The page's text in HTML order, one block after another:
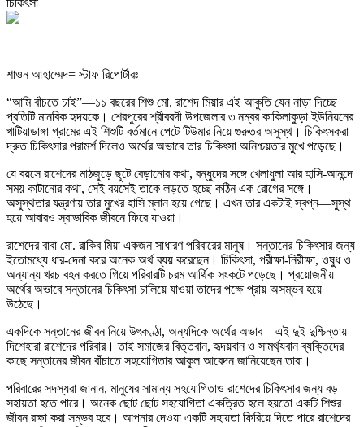
শাওন আহাম্মেদ= স্টাফ রিপোর্টারঃ
“আমি বাঁচতে চাই”—১১ বছরের শিশু মো. রাশেদ মিয়ার এই আকুতি যেন নাড়া দিচ্ছে
প্রতিটি মানবিক হৃদয়কে। শেরপুরের শ্রীবরদী উপজেলার ৩ নম্বর কাকিলাকুড়া ইউনিয়নের
খাটিয়াডাঙ্গা গ্রামের এই শিশুটি বর্তমানে পেটে টিউমার নিয়ে গুরুতর অসুস্থ। চিকিৎসকরা
দ্রুত চিকিৎসার পরামর্শ দিলেও অর্থের অভাবে তার চিকিৎসা অনিশ্চয়তার মুখে পড়েছে।
যে বয়সে রাশেদের মাঠজুড়ে ছুটে বেড়ানোর কথা, বন্ধুদের সঙ্গে খেলাধুলা আর হাসি-আনন্দে
সময় কাটানোর কথা, সেই বয়সেই তাকে লড়তে হচ্ছে কঠিন এক রোগের সঙ্গে।
অসুস্থতার যন্ত্রণায় তার মুখের হাসি ম্লান হয়ে গেছে। এখন তার একটাই স্বপ্ন—সুস্থ
হয়ে আবারও স্বাভাবিক জীবনে ফিরে যাওয়া।
রাশেদের বাবা মো. রাকিব মিয়া একজন সাধারণ পরিবারের মানুষ। সন্তানের চিকিৎসার জন্য
ইতোমধ্যে ধার-দেনা করে অনেক অর্থ ব্যয় করেছেন। চিকিৎসা, পরীক্ষা-নিরীক্ষা, ওষুধ ও
অন্যান্য খরচ বহন করতে গিয়ে পরিবারটি চরম আর্থিক সংকটে পড়েছে। প্রয়োজনীয়
অর্থের অভাবে সন্তানের চিকিৎসা চালিয়ে যাওয়া তাদের পক্ষে প্রায় অসম্ভব হয়ে
উঠেছে।
একদিকে সন্তানের জীবন নিয়ে উৎকণ্ঠা, অন্যদিকে অর্থের অভাব—এই দুই দুশ্চিন্তায়
দিশেহারা রাশেদের পরিবার। তাই সমাজের বিত্তবান, হৃদয়বান ও সামর্থ্যবান ব্যক্তিদের
কাছে সন্তানের জীবন বাঁচাতে সহযোগিতার আকুল আবেদন জানিয়েছেন তারা।
পরিবারের সদস্যরা জানান, মানুষের সামান্য সহযোগিতাও রাশেদের চিকিৎসার জন্য বড়
সহায়তা হতে পারে। অনেক ছোট ছোট সহযোগিতা একত্রিত হলে হয়তো একটি শিশুর
জীবন রক্ষা করা সম্ভব হবে। আপনার দেওয়া একটি সহায়তা ফিরিয়ে দিতে পারে রাশেদের